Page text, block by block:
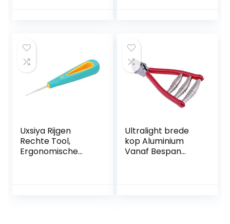
Uxsiya Rijgen
Rechte Tool,
Ergonomische
Ultralight brede
kop Aluminium
Vanaf Bespan